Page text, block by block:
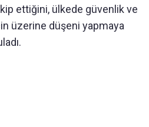
ettiğini, ülkede güvenlik ve
üzerine düşeni yapmaya